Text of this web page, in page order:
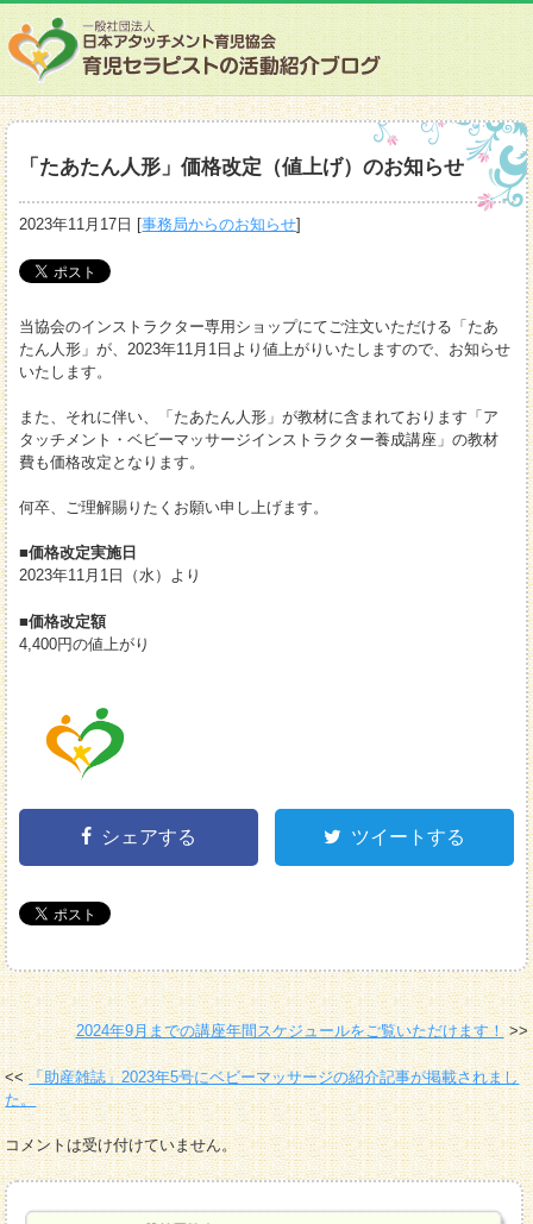
「たあたん人形」価格改定（値上げ）のお知らせ
2023年11月17日 [事務局からのお知らせ]
当協会のインストラクター専用ショップにてご注文いただける「たあ
たん人形」が、2023年11月1日より値上がりいたしますので、お知らせ
いたします。
また、それに伴い、「たあたん人形」が教材に含まれております「ア
タッチメント・ベビーマッサージインストラクター養成講座」の教材
費も価格改定となります。
何卒、ご理解賜りたくお願い申し上げます。
■価格改定実施日
2023年11月1日（水）より
■価格改定額
4,400円の値上がり
シェアする ツイートする
2024年9月までの講座年間スケジュールをご覧いただけます！
「助産雑誌」2023年5号にベビーマッサージの紹介記事が掲載されまし
た。
コメントは受け付けていません。